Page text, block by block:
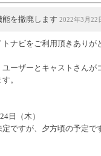
能を撤廃します 2022年3月22
トナビをご利用頂きありが
ユーザーとキャストさん
。
日（木）
ですが、夕方頃の予定で